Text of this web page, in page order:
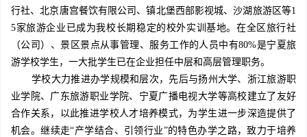
行社、北京唐宫餐饮有限公司、镇北堡西部影视城、沙湖旅游区等1
5家旅游企业已成为我校长期稳定的校外实训基地。在全区旅行社
（公司）、景区景点从事管理、服务工作的人员中有80%是宁夏旅
游学校学生，一大批学生已在企业担任中层和高层管理职务。
学校大力推进办学规模和层次，先后与扬州大学、浙江旅游职
业学院、广东旅游职业学院、宁夏广播电视大学等高校建立了友好
合作关系，以此推进学校人才培养模式，为学生进一步深造提供了
机会。继续走“产学结合、引领行业”的特色办学之路，致力于培养